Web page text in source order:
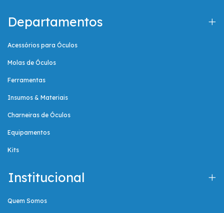
Departamentos
Acessórios para Óculos
Molas de Óculos
Ferramentas
Insumos & Materiais
Charneiras de Óculos
Equipamentos
Kits
Institucional
Quem Somos